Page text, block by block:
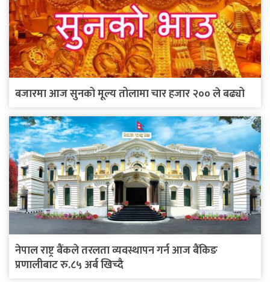
बजारमा आज सुनको मूल्य तोलामा चार हजार २०० ले बढ्यो
नेपाल राष्ट्र बैंकले तरलता व्यवस्थापन गर्न आज बैंकिङ
प्रणालीबाट रु.८५ अर्ब खिच्दै